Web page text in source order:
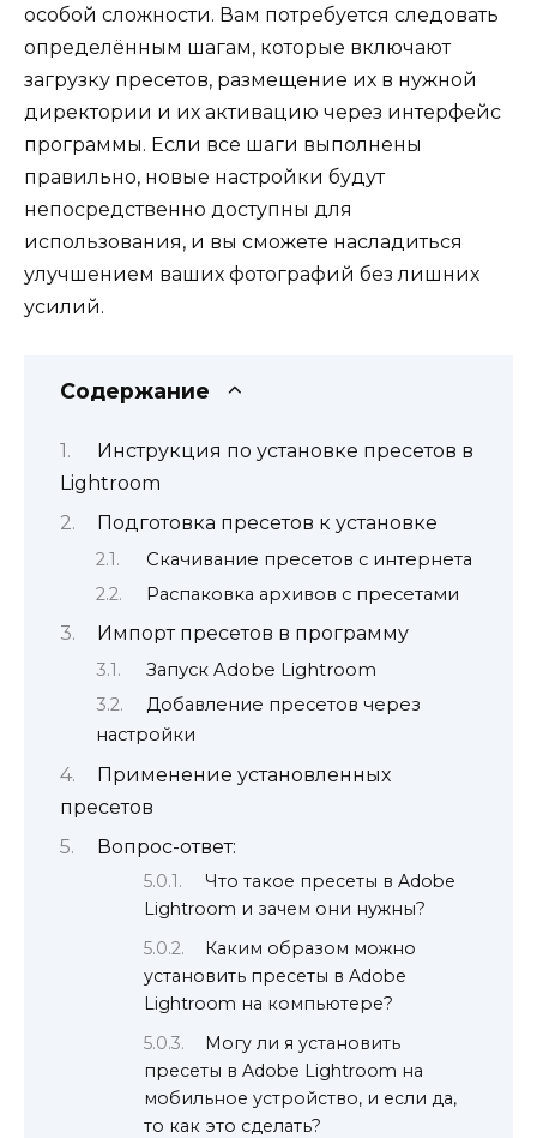
особой сложности. Вам потребуется следовать
определённым шагам, которые включают
загрузку пресетов, размещение их в нужной
директории и их активацию через интерфейс
программы. Если все шаги выполнены
правильно, новые настройки будут
непосредственно доступны для
использования, и вы сможете насладиться
улучшением ваших фотографий без лишних
усилий.
Содержание
Инструкция по установке пресетов в
Lightroom
Подготовка пресетов к установке
Скачивание пресетов с интернета
Распаковка архивов с пресетами
Импорт пресетов в программу
Запуск Adobe Lightroom
Добавление пресетов через
настройки
Применение установленных
пресетов
Вопрос-ответ:
Что такое пресеты в Adobe
Lightroom и зачем они нужны?
Каким образом можно
установить пресеты в Adobe
Lightroom на компьютере?
Могу ли я установить
пресеты в Adobe Lightroom на
мобильное устройство, и если да,
то как это сделать?